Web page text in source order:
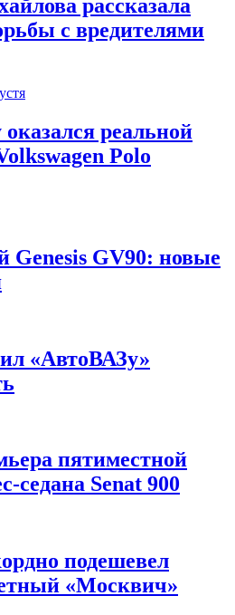
рассказала
с вредителями
реальной
Polo
Genesis GV90: новые
«АвтоВАЗу»
пятиместной
седана Senat 900
подешевел
«Москвич»